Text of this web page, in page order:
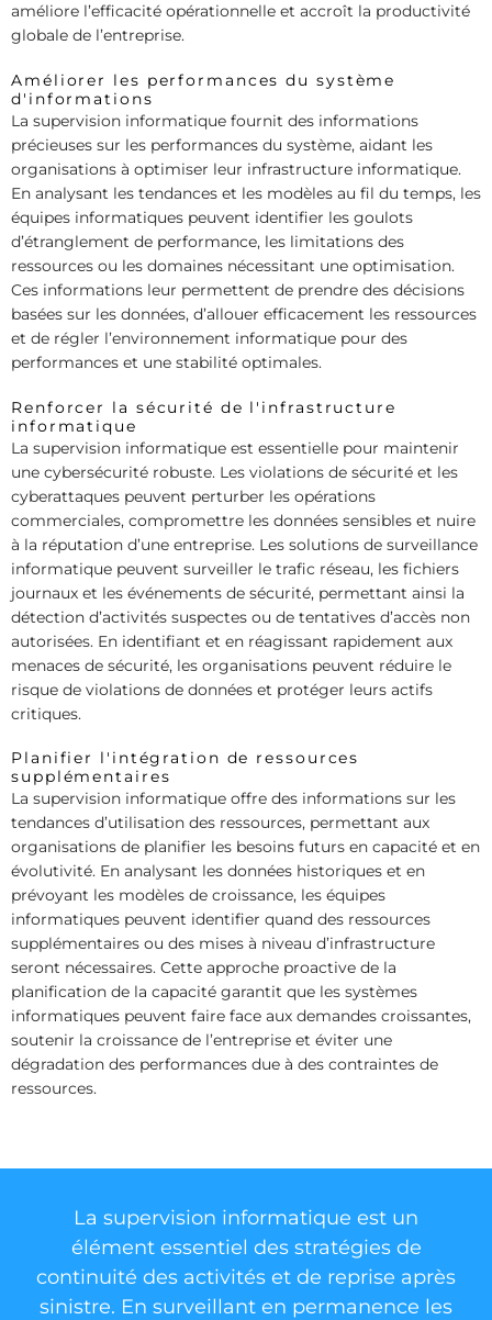
améliore l’efficacité opérationnelle et accroît la productivité
globale de l’entreprise.
Améliorer les performances du système
d'informations
La supervision informatique fournit des informations
précieuses sur les performances du système, aidant les
organisations à optimiser leur infrastructure informatique.
En analysant les tendances et les modèles au fil du temps, les
équipes informatiques peuvent identifier les goulots
d’étranglement de performance, les limitations des
ressources ou les domaines nécessitant une optimisation.
Ces informations leur permettent de prendre des décisions
basées sur les données, d’allouer efficacement les ressources
et de régler l’environnement informatique pour des
performances et une stabilité optimales.
Renforcer la sécurité de l'infrastructure
informatique
La supervision informatique est essentielle pour maintenir
une cybersécurité robuste. Les violations de sécurité et les
cyberattaques peuvent perturber les opérations
commerciales, compromettre les données sensibles et nuire
à la réputation d’une entreprise. Les solutions de surveillance
informatique peuvent surveiller le trafic réseau, les fichiers
journaux et les événements de sécurité, permettant ainsi la
détection d’activités suspectes ou de tentatives d’accès non
autorisées. En identifiant et en réagissant rapidement aux
menaces de sécurité, les organisations peuvent réduire le
risque de violations de données et protéger leurs actifs
critiques.
Planifier l'intégration de ressources
supplémentaires
La supervision informatique offre des informations sur les
tendances d’utilisation des ressources, permettant aux
organisations de planifier les besoins futurs en capacité et en
évolutivité. En analysant les données historiques et en
prévoyant les modèles de croissance, les équipes
informatiques peuvent identifier quand des ressources
supplémentaires ou des mises à niveau d’infrastructure
seront nécessaires. Cette approche proactive de la
planification de la capacité garantit que les systèmes
informatiques peuvent faire face aux demandes croissantes,
soutenir la croissance de l’entreprise et éviter une
dégradation des performances due à des contraintes de
ressources.
La supervision informatique est un
élément essentiel des stratégies de
continuité des activités et de reprise après
sinistre. En surveillant en permanence les